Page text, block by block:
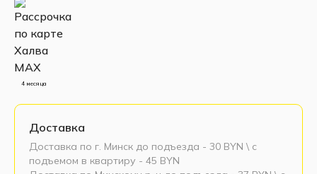
4 месяца
Доставка
Доставка по г. Минск до подъезда - 30 BYN \ c
подъемом в квартиру - 45 BYN